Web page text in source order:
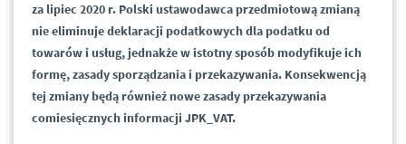
za lipiec 2020 r. Polski ustawodawca przedmiotową zmianą
nie eliminuje deklaracji podatkowych dla podatku od
towarów i usług, jednakże w istotny sposób modyfikuje ich
formę, zasady sporządzania i przekazywania. Konsekwencją
tej zmiany będą również nowe zasady przekazywania
comiesięcznych informacji JPK_VAT.